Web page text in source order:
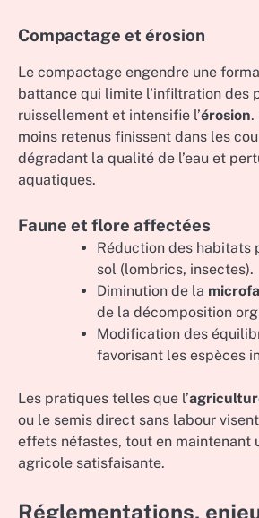
Compactage et érosion
Le compactage engendre une
battance qui limite l’infiltration des
ruissellement et intensifie l’érosion.
moins retenus finissent dans les
dégradant la qualité de l’eau et
aquatiques.
Faune et flore affectées
Réduction des habitats
sol (lombrics, insectes).
Diminution de la
de la décomposition
Modification des
favorisant les espèces
Les pratiques telles que l’
ou le semis direct sans labour
effets néfastes, tout en maintenant
agricole satisfaisante.
Réglementations,